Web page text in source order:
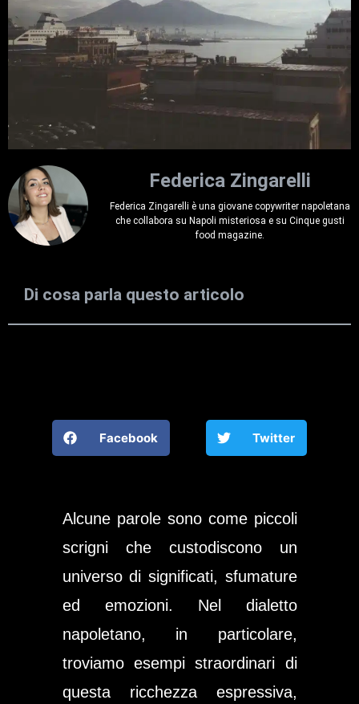
Federica Zingarelli
Federica Zingarelli è una giovane copywriter napoletana
che collabora su Napoli misteriosa e su Cinque gusti
food magazine.
Di cosa parla questo articolo
Facebook Twitter
Alcune parole sono come piccoli
scrigni che custodiscono un
universo di significati, sfumature
ed emozioni. Nel dialetto
napoletano, in particolare,
troviamo esempi straordinari di
questa ricchezza espressiva,